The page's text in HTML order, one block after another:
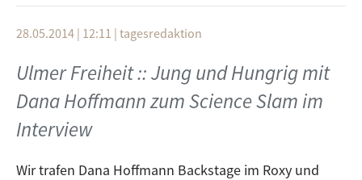
28.05.2014 | 12:11 | tagesredaktion
Ulmer Freiheit :: Jung und Hungrig mit
Dana Hoffmann zum Science Slam im
Interview
Wir trafen Dana Hoffmann Backstage im Roxy und